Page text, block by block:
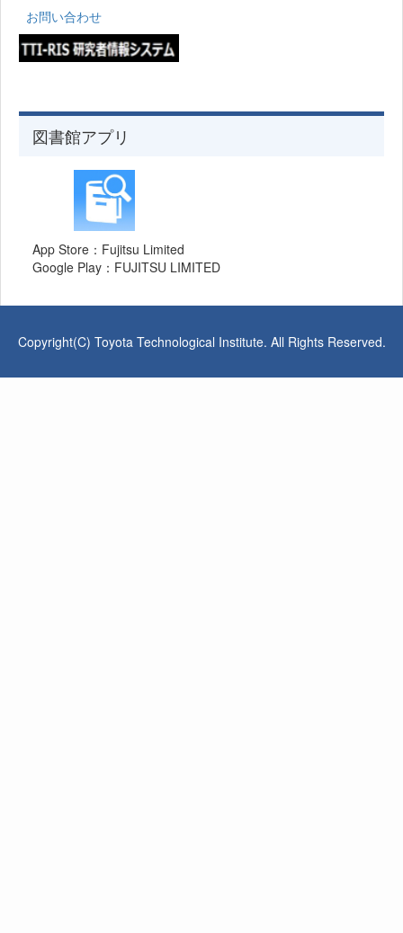
お問い合わせ
図書館アプリ
App Store：Fujitsu Limited
Google Play：FUJITSU LIMITED
Copyright(C) Toyota Technological Institute. All Rights Reserved.